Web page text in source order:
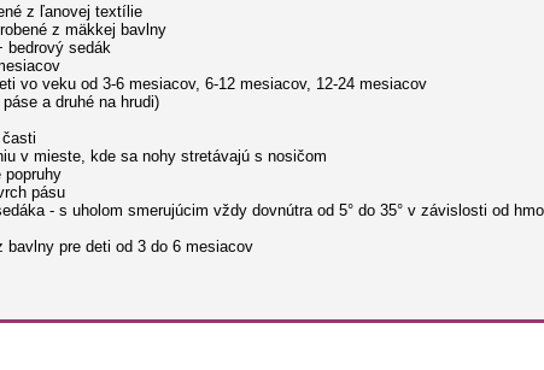
z ľanovej textílie
z mäkkej bavlny
bedrový sedák
vo veku od 3-6 mesiacov, 6-12 mesiacov, 12-24 mesiacov
a druhé na hrudi)
v mieste, kde sa nohy stretávajú s nosičom
popruhy
pásu
- s uholom smerujúcim vždy dovnútra od 5° do 35° v závislosti od
pre deti od 3 do 6 mesiacov